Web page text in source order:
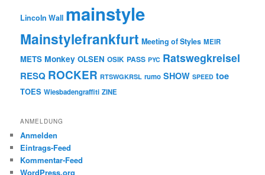
Lincoln Wall mainstyle
Mainstylefrankfurt Meeting of Styles MEIR
METS Monkey OLSEN OSIK PASS PYC Ratswegkreisel
RESQ ROCKER RTSWGKRSL rumo SHOW SPEED toe
TOES Wiesbadengraffiti ZINE
ANMELDUNG
Anmelden
Eintrags-Feed
Kommentar-Feed
WordPress.org